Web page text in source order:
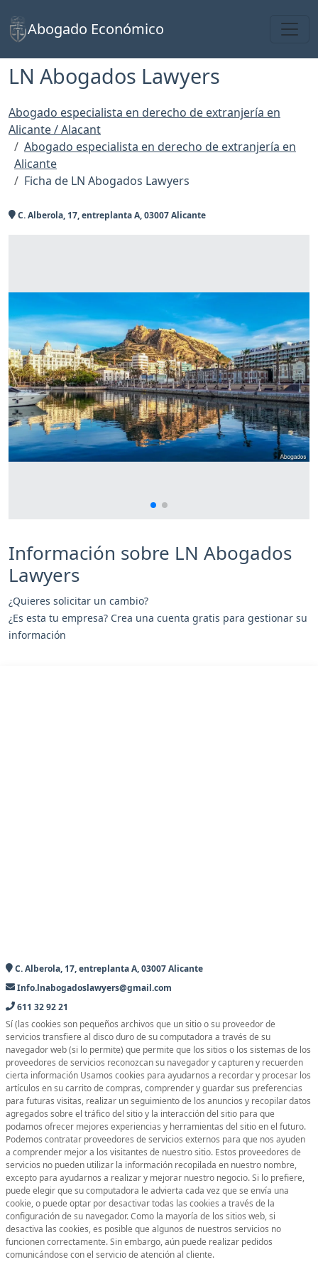
Abogado Económico
LN Abogados Lawyers
Abogado especialista en derecho de extranjería en
Alicante / Alacant
Abogado especialista en derecho de extranjería en
Alicante
Ficha de LN Abogados Lawyers
C. Alberola, 17, entreplanta A, 03007 Alicante
Información sobre LN Abogados
Lawyers
¿Quieres solicitar un cambio?
¿Es esta tu empresa? Crea una cuenta gratis para gestionar su
información
C. Alberola, 17, entreplanta A, 03007 Alicante
Info.lnabogadoslawyers@gmail.com
611 32 92 21
Sí (las cookies son pequeños archivos que un sitio o su proveedor de
servicios transfiere al disco duro de su computadora a través de su
navegador web (si lo permite) que permite que los sitios o los sistemas de los
proveedores de servicios reconozcan su navegador y capturen y recuerden
cierta información Usamos cookies para ayudarnos a recordar y procesar los
artículos en su carrito de compras, comprender y guardar sus preferencias
para futuras visitas, realizar un seguimiento de los anuncios y recopilar datos
agregados sobre el tráfico del sitio y la interacción del sitio para que
podamos ofrecer mejores experiencias y herramientas del sitio en el futuro.
Podemos contratar proveedores de servicios externos para que nos ayuden
a comprender mejor a los visitantes de nuestro sitio. Estos proveedores de
servicios no pueden utilizar la información recopilada en nuestro nombre,
excepto para ayudarnos a realizar y mejorar nuestro negocio. Si lo prefiere,
puede elegir que su computadora le advierta cada vez que se envía una
cookie, o puede optar por desactivar todas las cookies a través de la
configuración de su navegador. Como la mayoría de los sitios web, si
desactiva las cookies, es posible que algunos de nuestros servicios no
funcionen correctamente. Sin embargo, aún puede realizar pedidos
comunicándose con el servicio de atención al cliente.